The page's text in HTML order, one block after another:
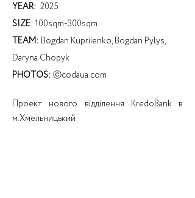
YEAR: 2025
SIZE: 100sqm-300sqm
TEAM: Bogdan Kupriienko, Bogdan Pylys,
Daryna Chopyk
PHOTOS: ⓒcodaua.com
Проект нового відділення KredoBank в
м.Хмельницький